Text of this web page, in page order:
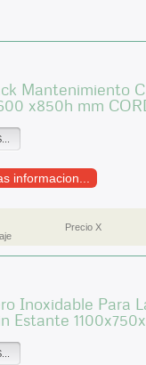
Mantenimiento
x850h mm
informacion...
Precio X
Inoxidable Para
Estante